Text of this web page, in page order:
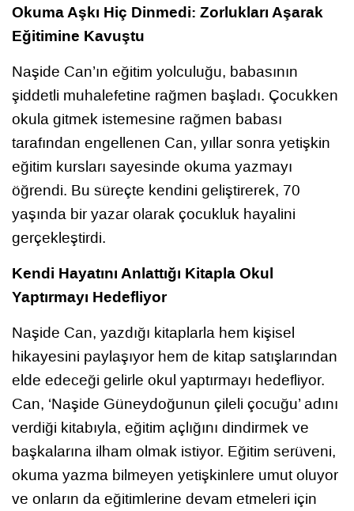
Okuma Aşkı Hiç Dinmedi: Zorlukları Aşarak
Eğitimine Kavuştu
Naşide Can’ın eğitim yolculuğu, babasının
şiddetli muhalefetine rağmen başladı. Çocukken
okula gitmek istemesine rağmen babası
tarafından engellenen Can, yıllar sonra yetişkin
eğitim kursları sayesinde okuma yazmayı
öğrendi. Bu süreçte kendini geliştirerek, 70
yaşında bir yazar olarak çocukluk hayalini
gerçekleştirdi.
Kendi Hayatını Anlattığı Kitapla Okul
Yaptırmayı Hedefliyor
Naşide Can, yazdığı kitaplarla hem kişisel
hikayesini paylaşıyor hem de kitap satışlarından
elde edeceği gelirle okul yaptırmayı hedefliyor.
Can, ‘Naşide Güneydoğunun çileli çocuğu’ adını
verdiği kitabıyla, eğitim açlığını dindirmek ve
başkalarına ilham olmak istiyor. Eğitim serüveni,
okuma yazma bilmeyen yetişkinlere umut oluyor
ve onların da eğitimlerine devam etmeleri için